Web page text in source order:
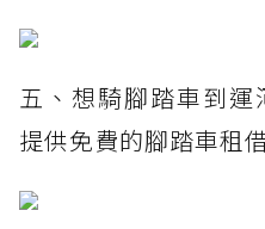
五、想騎腳踏車到
提供免費的腳踏車租